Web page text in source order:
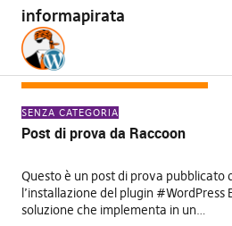
informapirata
MESE:
SENZA CATEGORIA
Post di prova da Raccoon
Questo è un post di prova pubblicato
l’installazione del plugin #WordPress
soluzione che implementa in un…